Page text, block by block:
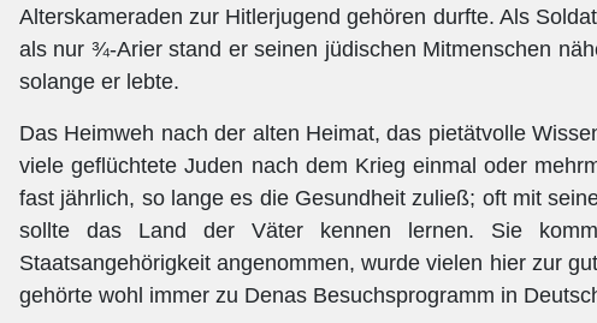
Alterskameraden zur Hitlerjugend gehören durfte. Als
als nur ¾-Arier stand er seinen jüdischen Mitmenschen
solange er lebte.
Das Heimweh nach der alten Heimat, das pietätvolle
viele geflüchtete Juden nach dem Krieg einmal oder
fast jährlich, so lange es die Gesundheit zuließ; oft mit
sollte das Land der Väter kennen lernen. Sie
Staatsangehörigkeit angenommen, wurde vielen hier zur
gehörte wohl immer zu Denas Besuchsprogramm in